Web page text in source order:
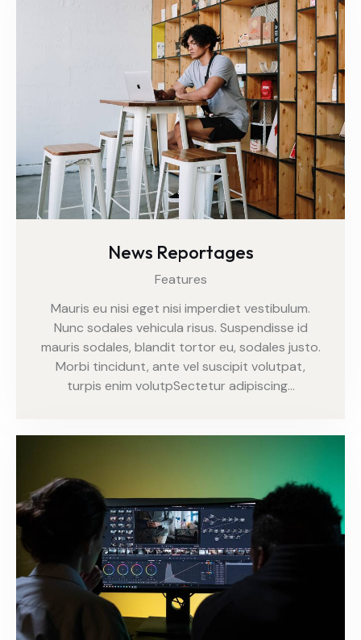
News Reportages
Features
Mauris eu nisi eget nisi imperdiet vestibulum.
Nunc sodales vehicula risus. Suspendisse id
mauris sodales, blandit tortor eu, sodales justo.
Morbi tincidunt, ante vel suscipit volutpat,
turpis enim volutpSectetur adipiscing…